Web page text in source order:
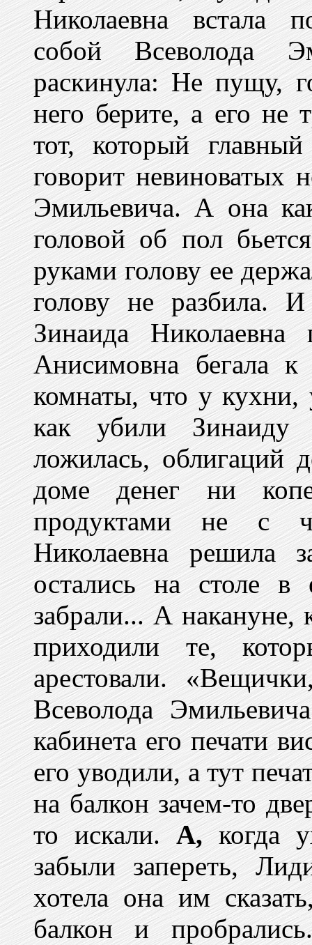
Николаевна встала
собой Всеволода
раскинула: Не пущу,
него берите, а его
тот, который
говорит невиноватых
Эмильевича. А она
головой об пол
руками голову ее
голову не разбила.
Зинаида
Анисимовна бегала
комнаты, что у кухни,
как убили Зинаиду
ложилась, облигаций
доме денег ни
продуктами не с
Николаевна решила
остались на столе
забрали... А накануне,
приходили те,
арестовали.
Всеволода
кабинета его печати
его уводили, а тут
на балкон зачем-то
то искали. А,когда
забыли запереть,
хотела она им
балкон и